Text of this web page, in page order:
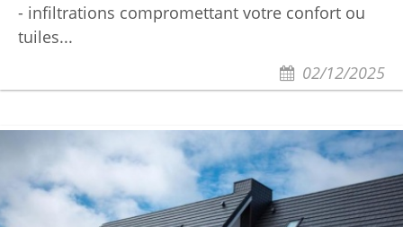
- infiltrations compromettant votre confort ou
tuiles...
02/12/2025